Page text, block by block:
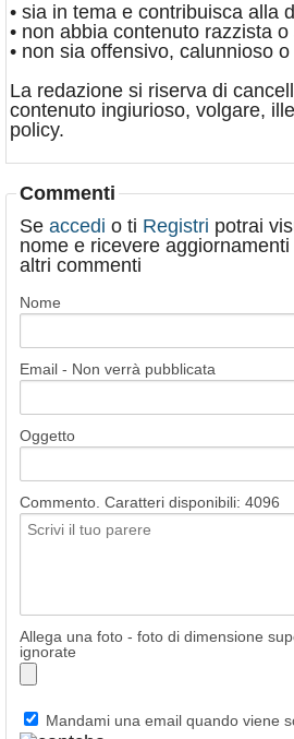
• sia in tema e contribuisca alla
• non abbia contenuto razzista
• non sia offensivo, calunnioso
La redazione si riserva di
contenuto ingiurioso, volgare,
policy.
Commenti
Se accedi o ti Registri potrai
nome e ricevere
altri commenti
Nome
Email - Non verrà pubblicata
Oggetto
Commento. Caratteri disponibili: 4096
Allega una foto - foto di dimensione
ignorate
Mandami una email quando viene